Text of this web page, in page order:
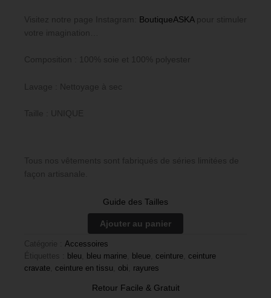
Visitez notre page Instagram: BoutiqueASKApour stimuler
votre imagination…
Composition : 100% soie et 100% polyester
Lavage : Nettoyage à sec
Taille : UNIQUE
Tous nos vêtements sont fabriqués de séries limitées de
façon artisanale.
Guide des Tailles
Ajouter au panier
Catégorie : Accessoires
Étiquettes :
bleu bleu marine bleue ceinture
ceinture
cravate
ceinture en tissu obi rayures
Retour Facile & Gratuit